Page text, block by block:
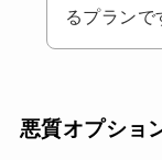
るプランで
悪質オプショ